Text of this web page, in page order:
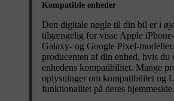
Kompatible enheder
Den digitale nøgle til din bil er i
tilgængelig for visse Apple
Galaxy- og Google Pixel-
producenten af din enhed, hvis du
enhedens kompatibilitet. Mange
oplysninger om kompatibilitet og
funktionalitet på deres hjemmeside.